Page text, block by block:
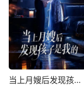
当上月嫂后发现孩子是我的